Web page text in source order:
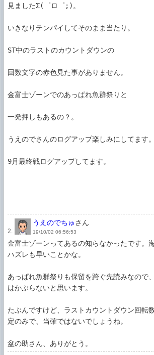
見ましたΣ(゜ロ゜;)。
いきなりテンパイしてそのまま当たり。
ST中のラストのカウントダウンの
回数文字の赤色見た事がありません。
金富士ゾーンでのあっぱれ魚群祭りと
一発押しもあるの？。
うえのでさんのログアップ楽しみにしてます。
9月最終戦ログアップしてます。
2.
うえのでちゅさん
19/10/02 06:56:53
金富士ゾーンってあるの知らなかったです。
ハズレも早いことかな。
あっぱれ魚群祭りも保留を跨ぐ先読みなので
はかぶらないと思います。
たぶんですけど、ラストカウントダウン回転
定のみで、当確ではないでしょうね。